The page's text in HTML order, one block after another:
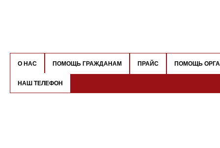
О НАС ПОМОЩЬ ГРАЖДАНАМ ПРАЙС ПОМОЩЬ
НАШ ТЕЛЕФОН